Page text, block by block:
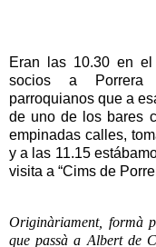
Eran las 10.30 en
socios a Porrera
parroquianos que a
de uno de los bares
empinadas calles,
y a las 11.15
visita a “Cims de
Originàriament, formà
que passà a Albert de